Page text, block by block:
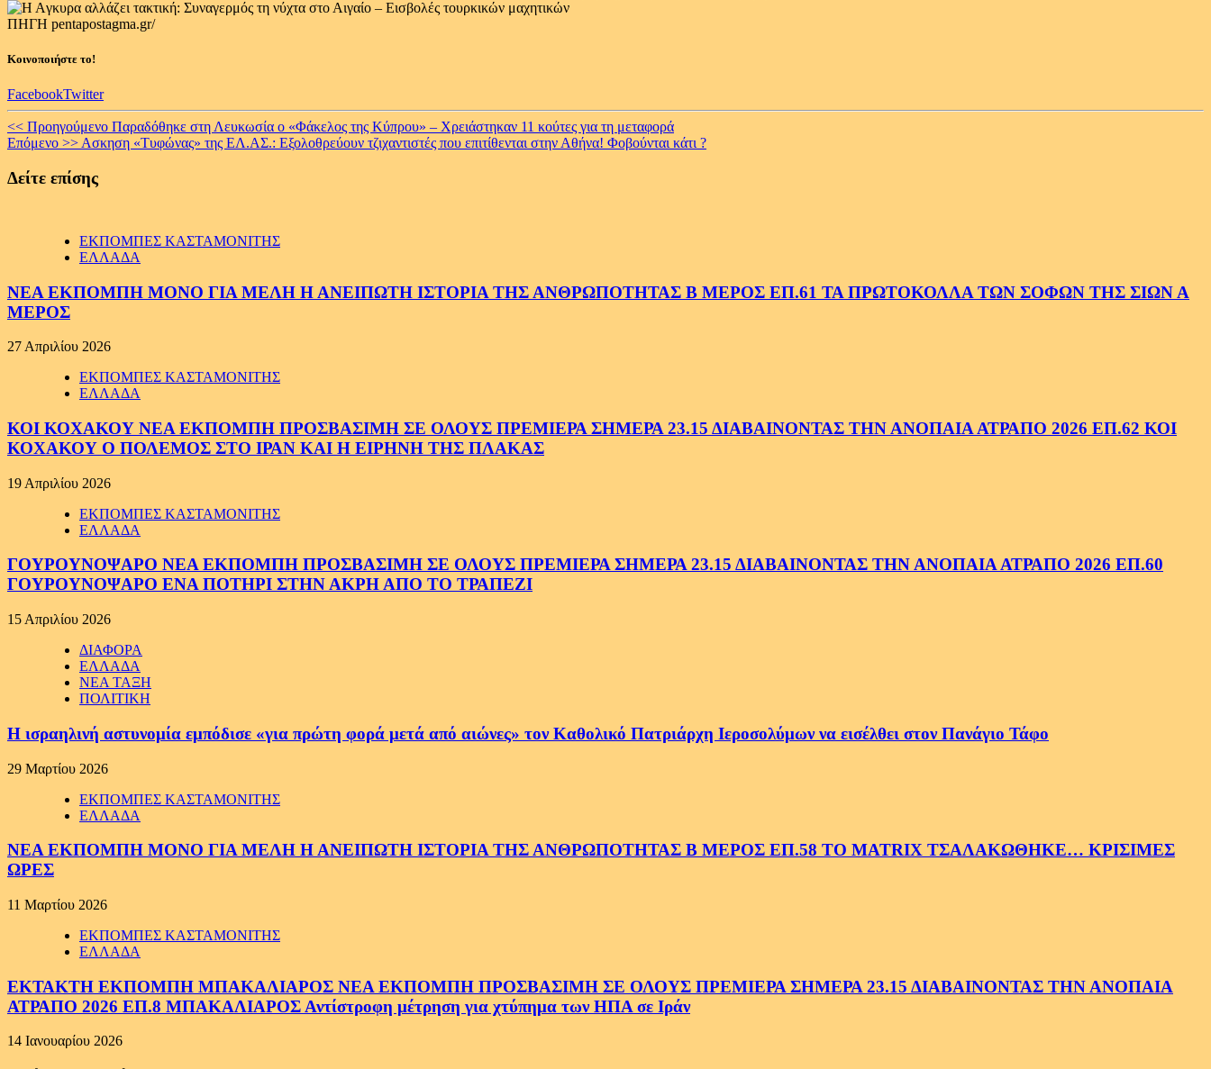
ΠΗΓΗ pentapostagma.gr/
Κοινοποιήστε το!
FacebookTwitter
Continue
Reading
<< Προηγούμενο Παραδόθηκε στη Λευκωσία ο «Φάκελος της Κύπρου» – Χρειάστηκαν 11 κούτες για τη μεταφορά
Επόμενο >> Ασκηση «Τυφώνας» της ΕΛ.ΑΣ.: Εξολοθρεύουν τζιχαντιστές που επιτίθενται στην Αθήνα! Φοβούνται κάτι ?
Δείτε επίσης
ΕΚΠΟΜΠΕΣ ΚΑΣΤΑΜΟΝΙΤΗΣ
ΕΛΛΑΔΑ
ΝΕΑ ΕΚΠΟΜΠΗ ΜΟΝΟ ΓΙΑ ΜΕΛΗ Η ΑΝΕΙΠΩΤΗ ΙΣΤΟΡΙΑ ΤΗΣ ΑΝΘΡΩΠΟΤΗΤΑΣ Β ΜΕΡΟΣ ΕΠ.61 ΤΑ ΠΡΩΤΟΚΟΛΛΑ ΤΩΝ ΣΟΦΩΝ ΤΗΣ ΣΙΩΝ Α
ΜΕΡΟΣ
27 Απριλίου 2026
ΕΚΠΟΜΠΕΣ ΚΑΣΤΑΜΟΝΙΤΗΣ
ΕΛΛΑΔΑ
ΚΟΙ ΚΟΧΑΚΟΥ ΝΕΑ ΕΚΠΟΜΠΗ ΠΡΟΣΒΑΣΙΜΗ ΣΕ ΟΛΟΥΣ ΠΡΕΜΙΕΡΑ ΣΗΜΕΡΑ 23.15 ΔΙΑΒΑΙΝΟΝΤΑΣ ΤΗΝ ΑΝΟΠΑΙΑ ΑΤΡΑΠΟ 2026 ΕΠ.62 ΚΟΙ
ΚΟΧΑΚΟΥ Ο ΠΟΛΕΜΟΣ ΣΤΟ ΙΡΑΝ ΚΑΙ Η ΕΙΡΗΝΗ ΤΗΣ ΠΛΑΚΑΣ
19 Απριλίου 2026
ΕΚΠΟΜΠΕΣ ΚΑΣΤΑΜΟΝΙΤΗΣ
ΕΛΛΑΔΑ
ΓΟΥΡΟΥΝΟΨΑΡΟ ΝΕΑ ΕΚΠΟΜΠΗ ΠΡΟΣΒΑΣΙΜΗ ΣΕ ΟΛΟΥΣ ΠΡΕΜΙΕΡΑ ΣΗΜΕΡΑ 23.15 ΔΙΑΒΑΙΝΟΝΤΑΣ ΤΗΝ ΑΝΟΠΑΙΑ ΑΤΡΑΠΟ 2026 ΕΠ.60
ΓΟΥΡΟΥΝΟΨΑΡΟ ΕΝΑ ΠΟΤΗΡΙ ΣΤΗΝ ΑΚΡΗ ΑΠΟ ΤΟ ΤΡΑΠΕΖΙ
15 Απριλίου 2026
ΔΙΑΦΟΡΑ
ΕΛΛΑΔΑ
ΝΕΑ ΤΑΞΗ
ΠΟΛΙΤΙΚΗ
Η ισραηλινή αστυνομία εμπόδισε «για πρώτη φορά μετά από αιώνες» τον Καθολικό Πατριάρχη Ιεροσολύμων να εισέλθει στον Πανάγιο Τάφο
29 Μαρτίου 2026
ΕΚΠΟΜΠΕΣ ΚΑΣΤΑΜΟΝΙΤΗΣ
ΕΛΛΑΔΑ
ΝΕΑ ΕΚΠΟΜΠΗ ΜΟΝΟ ΓΙΑ ΜΕΛΗ Η ΑΝΕΙΠΩΤΗ ΙΣΤΟΡΙΑ ΤΗΣ ΑΝΘΡΩΠΟΤΗΤΑΣ Β ΜΕΡΟΣ ΕΠ.58 ΤΟ MATRIX ΤΣΑΛΑΚΩΘΗΚΕ… ΚΡΙΣΙΜΕΣ
ΩΡΕΣ
11 Μαρτίου 2026
ΕΚΠΟΜΠΕΣ ΚΑΣΤΑΜΟΝΙΤΗΣ
ΕΛΛΑΔΑ
ΕΚΤΑΚΤΗ ΕΚΠΟΜΠΗ ΜΠΑΚΑΛΙΑΡΟΣ ΝΕΑ ΕΚΠΟΜΠΗ ΠΡΟΣΒΑΣΙΜΗ ΣΕ ΟΛΟΥΣ ΠΡΕΜΙΕΡΑ ΣΗΜΕΡΑ 23.15 ΔΙΑΒΑΙΝΟΝΤΑΣ ΤΗΝ ΑΝΟΠΑΙΑ
ΑΤΡΑΠΟ 2026 ΕΠ.8 ΜΠΑΚΑΛΙΑΡΟΣ Αντίστροφη μέτρηση για χτύπημα των ΗΠΑ σε Ιράν
14 Ιανουαρίου 2026